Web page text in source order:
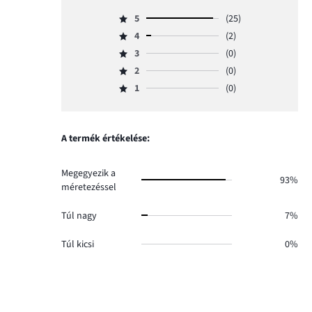
Osztályzat
5,
szavazatok
száma
5
(25)
Osztályzat
4,
szavazatok
száma
4
(2)
Osztályzat
3,
szavazatok
3
(0)
Osztályzat
2,
0.
2
(0)
Osztályzat
száma
1 (0)
A termék értékelése:
Megegyezik a
méretezéssel
93%
Túl nagy 7%
Túl kicsi 0%